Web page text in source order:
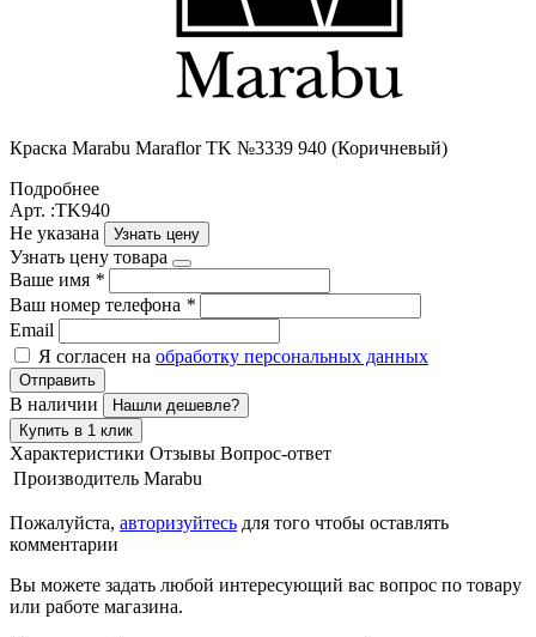
Краска Маrabu Maraflor TK №3339 940 (Коричневый)
Подробнее
Арт. :TK940
Не указана
Узнать цену
Узнать цену товара
Ваше имя *
Ваш номер телефона *
Email
Я согласен на обработку персональных данных
Отправить
В наличии
Нашли дешевле?
Купить в 1 клик
Характеристики Отзывы Вопрос-ответ
Производитель Marabu
Пожалуйста, авторизуйтесь для того чтобы оставлять
комментарии
Вы можете задать любой интересующий вас вопрос по товару
или работе магазина.